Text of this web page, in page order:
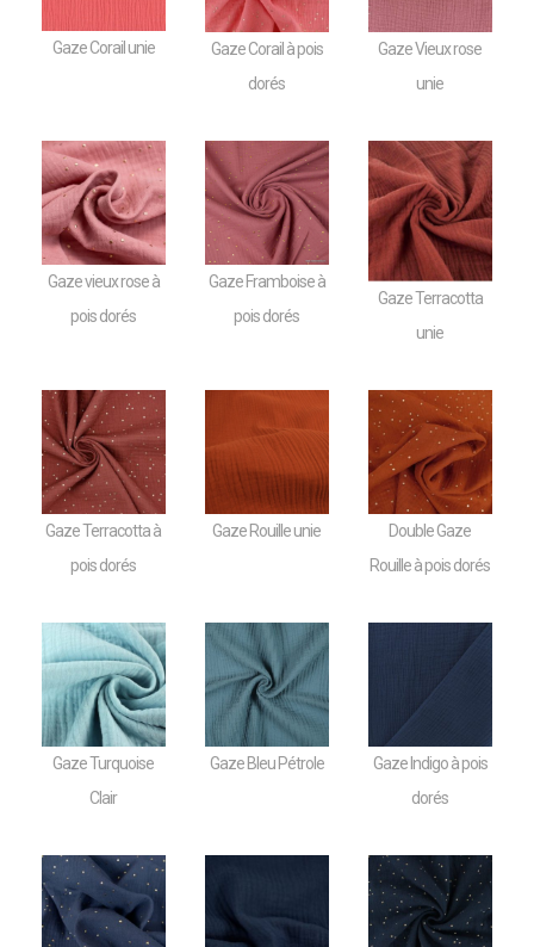
Gaze Corail unie
Gaze Corail à pois
dorés
Gaze Vieux rose
unie
Gaze vieux rose à
pois dorés
Gaze Framboise à
pois dorés
Gaze Terracotta
unie
Gaze Terracotta à
pois dorés
Gaze Rouille unie
Double Gaze
Rouille à pois dorés
Gaze Turquoise
Clair
Gaze Bleu Pétrole
Gaze Indigo à pois
dorés